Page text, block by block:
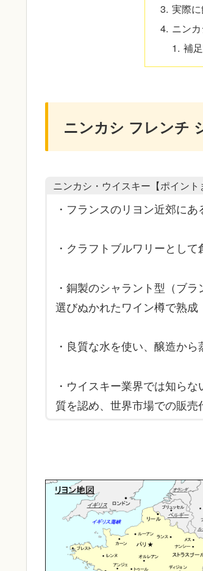
実際
ニン
補足
ニンカシ フレンチ
ニンカシ・ウイスキー【ポイント
・フランスのリヨン近郊にあ
・クラフトブルワリーとし
・銅製のシャラント型（ブ
選びぬかれたワイン樽で熟成
・良質な水を使い、醸造か
・ウイスキー業界では知ら
質を認め、世界市場での販